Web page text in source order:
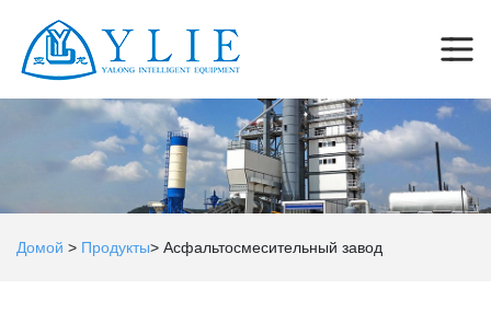
Домой > Продукты> Асфальтосмесительный завод